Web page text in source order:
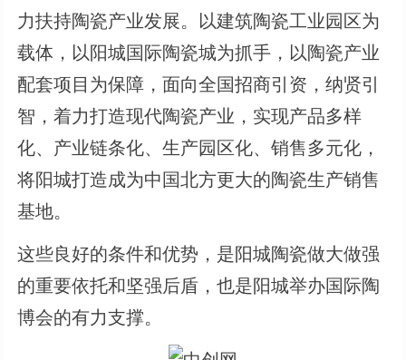
力扶持陶瓷产业发展。以建筑陶瓷工业园区为
载体，以阳城国际陶瓷城为抓手，以陶瓷产业
配套项目为保障，面向全国招商引资，纳贤引
智，着力打造现代陶瓷产业，实现产品多样
化、产业链条化、生产园区化、销售多元化，
将阳城打造成为中国北方更大的陶瓷生产销售
基地。
这些良好的条件和优势，是阳城陶瓷做大做强
的重要依托和坚强后盾，也是阳城举办国际陶
博会的有力支撑。